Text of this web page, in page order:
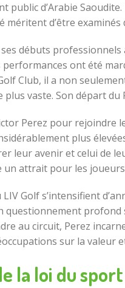
public d’Arabie
méritent d’être examinés
débuts
performances ont été
Club, il a non
vaste. Son départ
Perez pour rejoindre
plus
leur avenir et celui de
un attrait pour les
Golf s’intensifient
questionnement
au circuit, Perez
sur la valeur
la loi du